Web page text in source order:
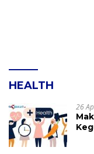
HEALTH
26